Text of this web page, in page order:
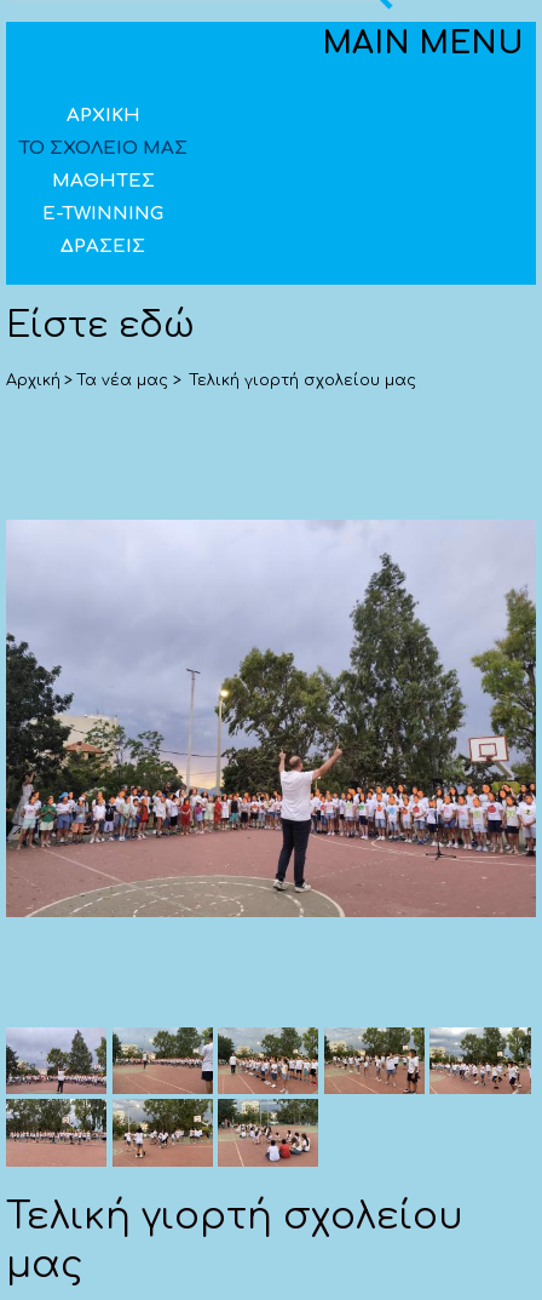
MAIN MENU
ΑΡΧΙΚΗ
ΤΟ ΣΧΟΛΕΙΟ ΜΑΣ
ΜΑΘΗΤΕΣ
E-TWINNING
ΔΡΑΣΕΙΣ
Είστε εδώ
Αρχική > Τα νέα μας > Τελική γιορτή σχολείου μας
Τελική γιορτή σχολείου
μας
Επαναφορά
Αναστροφή χρωμάτων (άσπρο - μαύρο)
Βελτιστοποίηση γραμματοσειρών για
δυσλεξία